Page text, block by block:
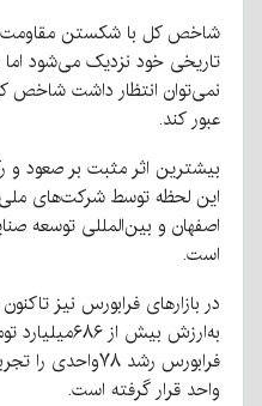
شاخص کل با شکستن
تاریخی خود نزدیک می‌شود
نمی‌توان انتظار داشت شاخص
عبور کند.
بیشترین اثر مثبت بر صعود
این لحظه توسط شرکت‌های ملی
اصفهان و بین‌المللی توسعه
است.
واحد قرار گرفته است.